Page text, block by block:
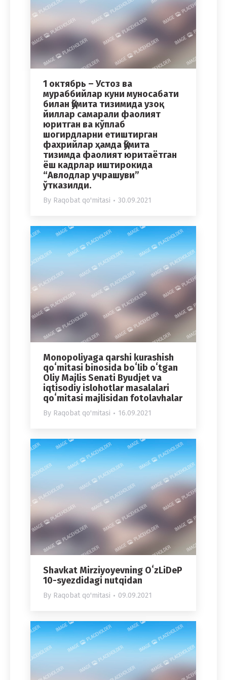
1 октябрь – Устоз ва
мураббийлар куни муносабати
билан Қўмита тизимида узоқ
йиллар самарали фаолият
юритган ва кўплаб
шогирдларни етиштирган
фахрийлар ҳамда Қўмита
тизимда фаолият юритаётган
ёш кадрлар иштирокида
“Авлодлар учрашуви”
ўтказилди.
By Raqobat qo'mitasi 30.09.2021
Monopoliyaga qarshi kurashish
qoʻmitasi binosida boʻlib oʻtgan
Oliy Majlis Senati Byudjet va
iqtisodiy islohotlar masalalari
qoʻmitasi majlisidan fotolavhalar
By Raqobat qo'mitasi 16.09.2021
Shavkat Mirziyoyevning OʻzLiDeP
10-syezdidagi nutqidan
By Raqobat qo'mitasi 09.09.2021